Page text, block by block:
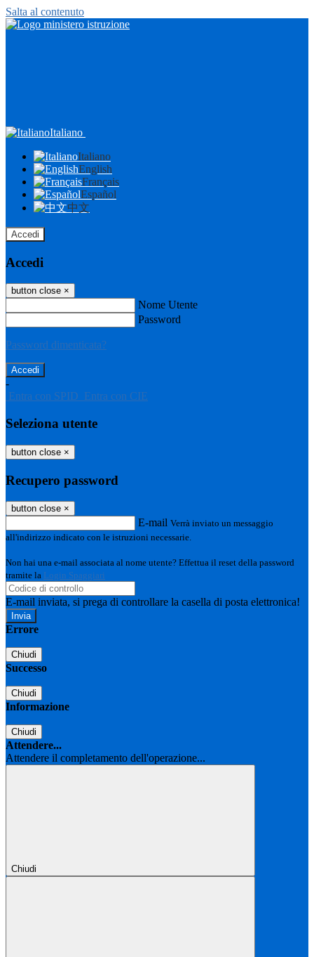
Salta al contenuto
Italiano
Italiano
English
Français
Español
中文
Accedi
Accedi
button close ×
Nome Utente
Password
Password dimenticata?
-
Entra con SPID Entra con CIE
Seleziona utente
button close ×
Recupero password
button close ×
E-mail Verrà inviato un messaggio
all'indirizzo indicato con le istruzioni necessarie.
Non hai una e-mail associata al nome utente? Effettua il reset della password
tramite la Login Spaggiari
E-mail inviata, si prega di controllare la casella di posta elettronica!
Errore
Chiudi
Successo
Chiudi
Informazione
Chiudi
Attendere...
Attendere il completamento dell'operazione...
Chiudi